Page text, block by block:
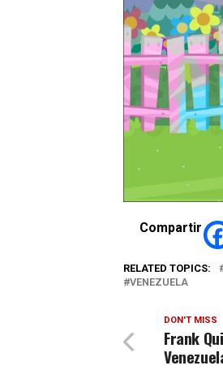
Compartir
RELATED TOPICS:
VENEZUELA
DON'T MISS
Frank